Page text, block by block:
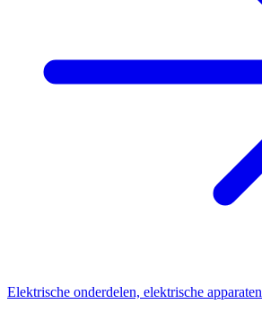
Elektrische onderdelen, elektrische apparaten